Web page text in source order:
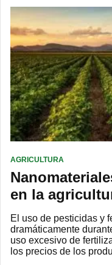
AGRICULTURA
en la
El uso de pesticidas y
dramáticamente
uso excesivo de
los precios de los